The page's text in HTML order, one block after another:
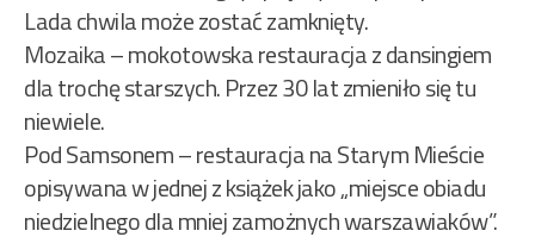
Lada chwila może zostać zamknięty.
Mozaika – mokotowska restauracja z dansingiem
dla trochę starszych. Przez 30 lat zmieniło się tu
niewiele.
Pod Samsonem – restauracja na Starym Mieście
opisywana w jednej z książek jako „miejsce obiadu
niedzielnego dla mniej zamożnych warszawiaków”.